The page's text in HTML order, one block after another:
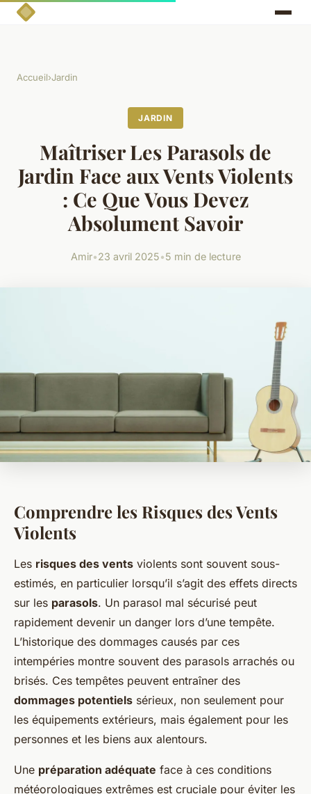
Accueil›Jardin
JARDIN
Maîtriser Les Parasols de
Jardin Face aux Vents Violents
: Ce Que Vous Devez
Absolument Savoir
Amir•23 avril 2025•5 min de lecture
Comprendre les Risques des Vents
Violents
Les risques des vents violents sont souvent sous-
estimés, en particulier lorsqu’il s’agit des effets directs
sur les parasols. Un parasol mal sécurisé peut
rapidement devenir un danger lors d’une tempête.
L’historique des dommages causés par ces
intempéries montre souvent des parasols arrachés ou
brisés. Ces tempêtes peuvent entraîner des
dommages potentiels sérieux, non seulement pour
les équipements extérieurs, mais également pour les
personnes et les biens aux alentours.
Une préparation adéquate face à ces conditions
météorologiques extrêmes est cruciale pour éviter les